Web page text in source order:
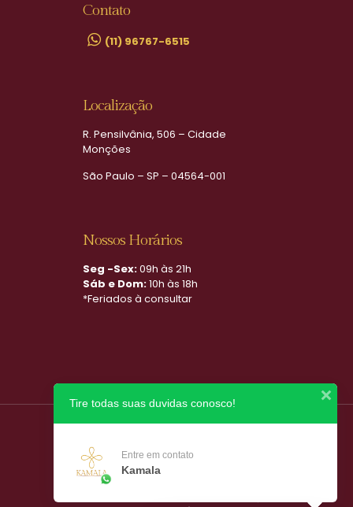
Contato
(11) 96767-6515
Localização
R. Pensilvânia, 506 – Cidade
Monções
São Paulo – SP – 04564-001
Nossos Horários
Seg -Sex:09h às 21h
Sáb e Dom:10h às 18h
*Feriados à consultar
Copyright ©
Tire todas suas duvidas conosco!
Entre em contato
Kamala